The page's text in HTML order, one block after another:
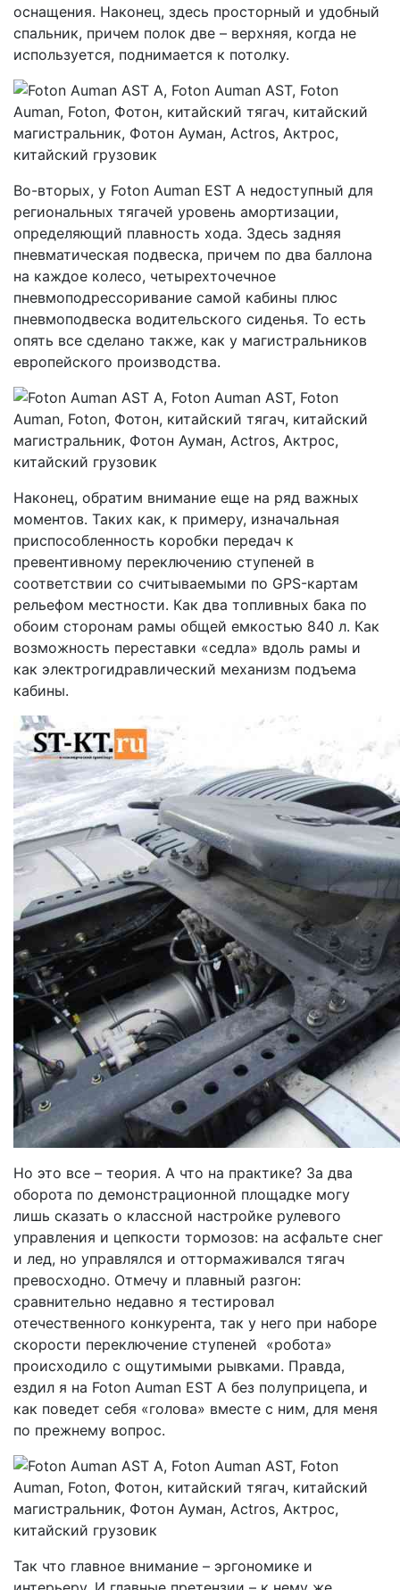
оснащения. Наконец, здесь просторный и удобный
спальник, причем полок две – верхняя, когда не
используется, поднимается к потолку.
Во-вторых, у Foton Auman EST A недоступный для
региональных тягачей уровень амортизации,
определяющий плавность хода. Здесь задняя
пневматическая подвеска, причем по два баллона
на каждое колесо, четырехточечное
пневмоподрессоривание самой кабины плюс
пневмоподвеска водительского сиденья. То есть
опять все сделано также, как у магистральников
европейского производства.
Наконец, обратим внимание еще на ряд важных
моментов. Таких как, к примеру, изначальная
приспособленность коробки передач к
превентивному переключению ступеней в
соответствии со считываемыми по GPS-картам
рельефом местности. Как два топливных бака по
обоим сторонам рамы общей емкостью 840 л. Как
возможность переставки «седла» вдоль рамы и
как электрогидравлический механизм подъема
кабины.
Но это все – теория. А что на практике? За два
оборота по демонстрационной площадке могу
лишь сказать о классной настройке рулевого
управления и цепкости тормозов: на асфальте снег
и лед, но управлялся и оттормаживался тягач
превосходно. Отмечу и плавный разгон:
сравнительно недавно я тестировал
отечественного конкурента, так у него при наборе
скорости переключение ступеней «робота»
происходило с ощутимыми рывками. Правда,
ездил я на Foton Auman EST A без полуприцепа, и
как поведет себя «голова» вместе с ним, для меня
по прежнему вопрос.
Так что главное внимание – эргономике и